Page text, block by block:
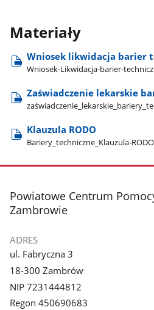
Materiały
Wniosek likwidacja barier
Wniosek-Likwidacja-barier-
Zaświadczenie lekarskie
Klauzula RODO
Bariery​_techniczne​_Klauzula-
stopka
Powiatowe Centrum
Zambrowie
ADRES
ul. Fabryczna 3
18-300 Zambrów
NIP 7231444812
Regon 450690683